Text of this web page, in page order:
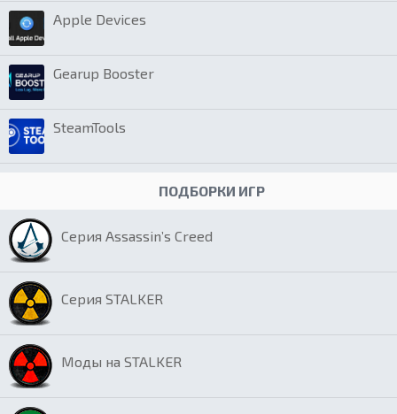
Apple Devices
Gearup Booster
SteamTools
ПОДБОРКИ ИГР
Серия Assassin’s Creed
Серия STALKER
Моды на STALKER